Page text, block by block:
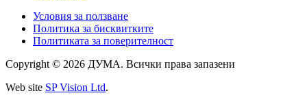
Условия за ползване
Политика за бисквитките
Политиката за поверителност
Copyright © 2026 ДУМА. Всички права запазени
Web site SP Vision Ltd.